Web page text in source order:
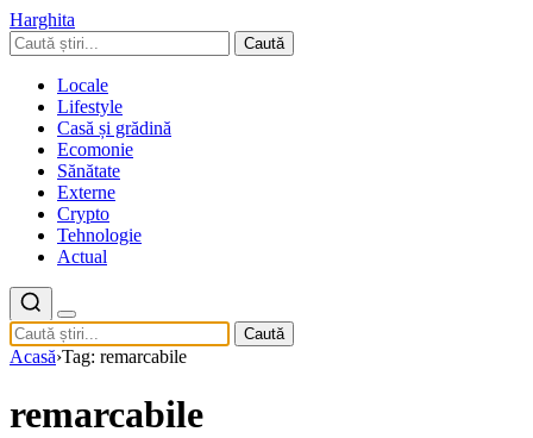
Harghita
Caută
Locale
Lifestyle
Casă și grădină
Ecomonie
Sănătate
Externe
Crypto
Tehnologie
Actual
Caută
Acasă›Tag: remarcabile
remarcabile